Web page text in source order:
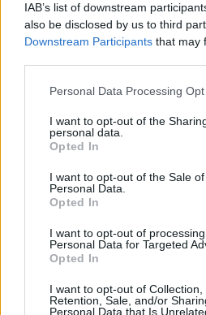
IAB’s list of downstream
also be disclosed by us to third
Downstream Participants that may
Please note that this website/app
not limited to your visit or usage
grant or deny consent to Google
use your data for below specified
consent section.
Personal Data Processing
I want to opt-out of the
personal data.
Opted In
I want to opt-out of the Sale
Personal Data.
Opted In
I want to opt-out of
Personal Data for Targeted
Opted In
I want to opt-out of Collection,
Retention, Sale, and/or
Personal Data that Is
Productos locales y
refuerza su apuesta por
Binter no solo conecta las islas,
INTERNACIONAL